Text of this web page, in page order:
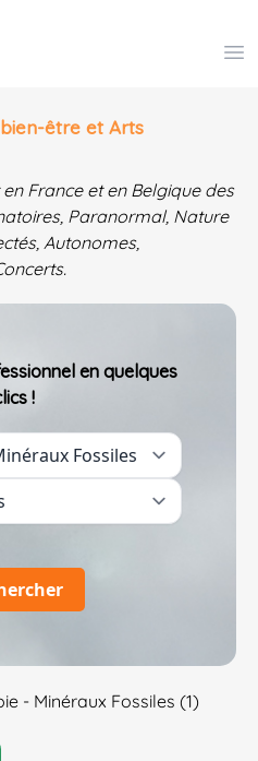
de Salons, Evénements et
être et Arts
France et en Belgique des
Paranormal, Nature
Autonomes,
en quelques
!
- Minéraux Fossiles (1)